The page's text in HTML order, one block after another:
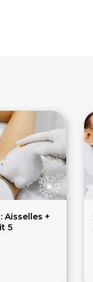
Aisselles +
5